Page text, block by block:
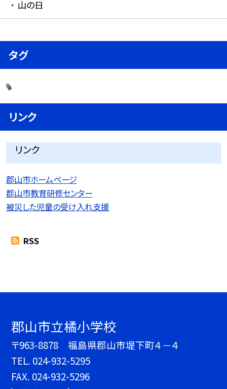
山の日
タグ
リンク
リンク
郡山市ホームページ
郡山市教育研修センター
被災した児童の受け入れ支援
RSS
郡山市立橘小学校
〒963-8878 福島県郡山市堤下町４－４
TEL. 024-932-5295
FAX. 024-932-5296